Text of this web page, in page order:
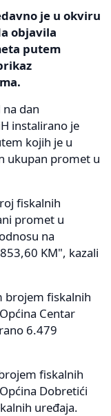
je u okviru
objavila
putem
dan
instalirano je
kojih je u
ukupan promet u
fiskalnih
promet u
na
KM", kazali
brojem fiskalnih
Centar
6.479
fiskalnih
Dobretići
uređaja.